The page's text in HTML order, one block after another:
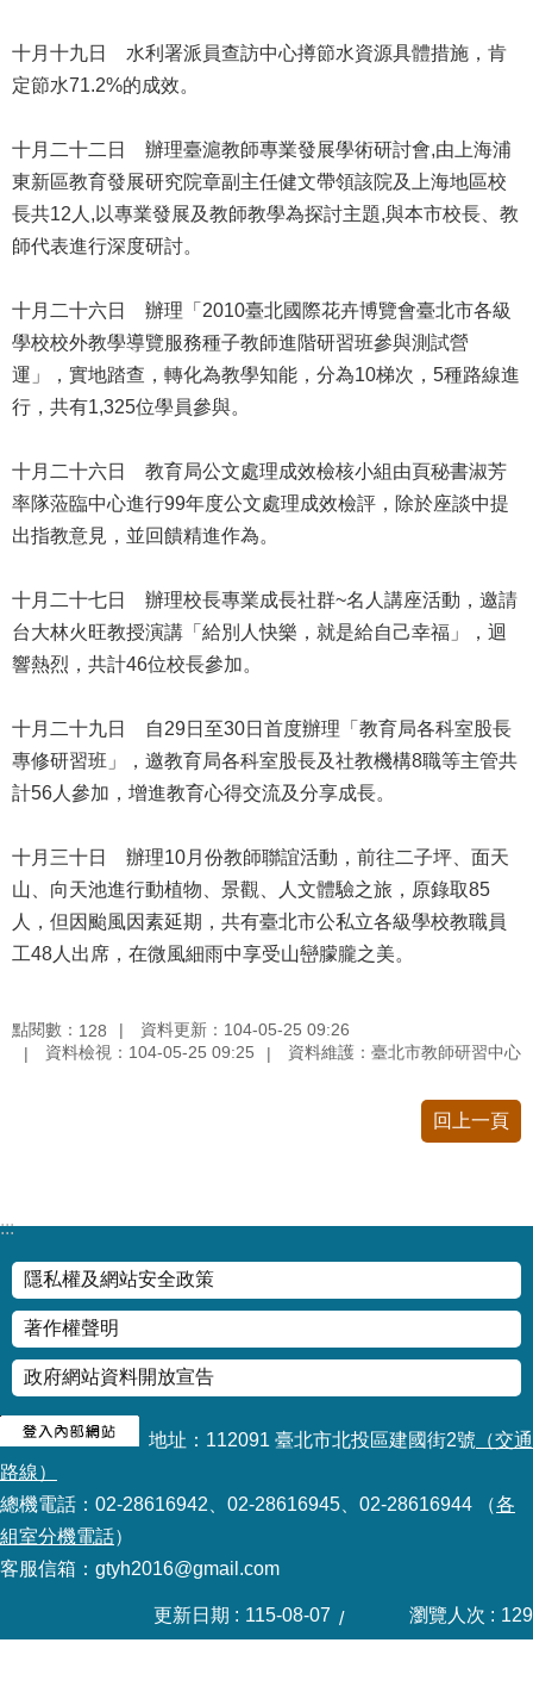
網
站
料
開
放
宣
告
十月十九日 水利署派員查訪中心撙節水資源具體措施，肯
定節水71.2%的成效。
十月二十二日 辦理臺滬教師專業發展學術研討會,由上海浦
東新區教育發展研究院章副主任健文帶領該院及上海地區校
長共12人,以專業發展及教師教學為探討主題,與本市校長、教
師代表進行深度研討。
十月二十六日 辦理「2010臺北國際花卉博覽會臺北市各級
學校校外教學導覽服務種子教師進階研習班參與測試營
運」，實地踏查，轉化為教學知能，分為10梯次，5種路線進
行，共有1,325位學員參與。
十月二十六日 教育局公文處理成效檢核小組由頁秘書淑芳
率隊蒞臨中心進行99年度公文處理成效檢評，除於座談中提
出指教意見，並回饋精進作為。
十月二十七日 辦理校長專業成長社群~名人講座活動，邀請
台大林火旺教授演講「給別人快樂，就是給自己幸福」，迴
響熱烈，共計46位校長參加。
十月二十九日 自29日至30日首度辦理「教育局各科室股長
專修研習班」，邀教育局各科室股長及社教機構8職等主管共
計56人參加，增進教育心得交流及分享成長。
十月三十日 辦理10月份教師聯誼活動，前往二子坪、面天
山、向天池進行動植物、景觀、人文體驗之旅，原錄取85
人，但因颱風因素延期，共有臺北市公私立各級學校教職員
工48人出席，在微風細雨中享受山巒朦朧之美。
點閱數： 128
資料更新：104-05-25 09:26
資料檢視：104-05-25 09:25
資料維護：臺北市教師研習中心
回上一頁
:::
隱私權及網站安全政策
著作權聲明
政府網站資料開放宣告
地址：112091 臺北市北投區建國街2號 （交通
路線）
總機電話：02-28616942、02-28616945、02-28616944 （各
組室分機電話）
客服信箱：gtyh2016@gmail.com
更新日期 115-08-07 瀏覽人次 129